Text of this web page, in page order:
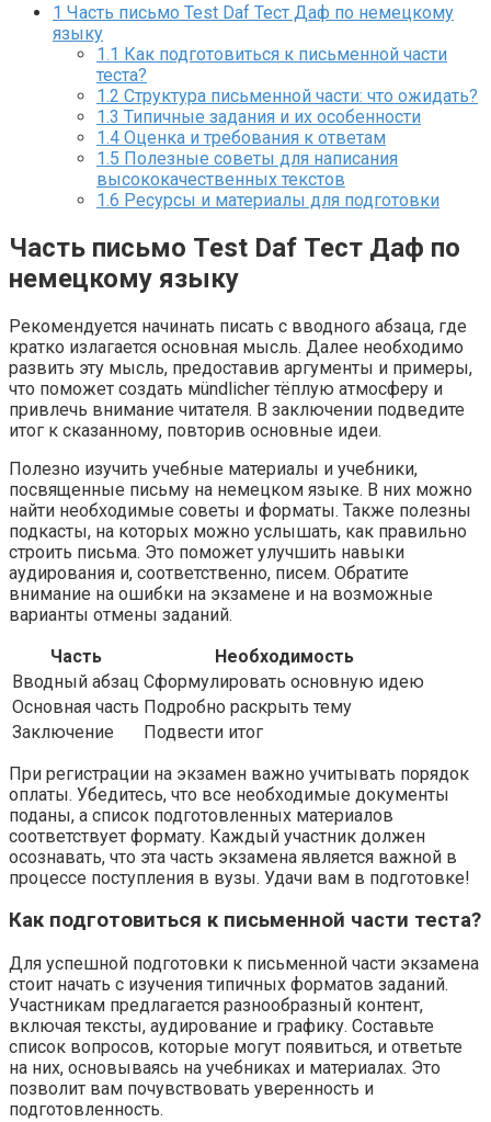
1 Часть письмо Test Daf Тест Даф по немецкому
языку
1.1 Как подготовиться к письменной части
теста?
1.2 Структура письменной части: что ожидать?
1.3 Типичные задания и их особенности
1.4 Оценка и требования к ответам
1.5 Полезные советы для написания
высококачественных текстов
1.6 Ресурсы и материалы для подготовки
Часть письмо Test Daf Тест Даф по
немецкому языку
Рекомендуется начинать писать с вводного абзаца, где
кратко излагается основная мысль. Далее необходимо
развить эту мысль, предоставив аргументы и примеры,
что поможет создать мündlicher тёплую атмосферу и
привлечь внимание читателя. В заключении подведите
итог к сказанному, повторив основные идеи.
Полезно изучить учебные материалы и учебники,
посвященные письму на немецком языке. В них можно
найти необходимые советы и форматы. Также полезны
подкасты, на которых можно услышать, как правильно
строить письма. Это поможет улучшить навыки
аудирования и, соответственно, писем. Обратите
внимание на ошибки на экзамене и на возможные
варианты отмены заданий.
Часть
Необходимость
Вводный абзац Сформулировать основную идею
Основная часть Подробно раскрыть тему
Заключение
Подвести итог
При регистрации на экзамен важно учитывать порядок
оплаты. Убедитесь, что все необходимые документы
поданы, а список подготовленных материалов
соответствует формату. Каждый участник должен
осознавать, что эта часть экзамена является важной в
процессе поступления в вузы. Удачи вам в подготовке!
Как подготовиться к письменной части теста?
Для успешной подготовки к письменной части экзамена
стоит начать с изучения типичных форматов заданий.
Участникам предлагается разнообразный контент,
включая тексты, аудирование и графику. Составьте
список вопросов, которые могут появиться, и ответьте
на них, основываясь на учебниках и материалах. Это
позволит вам почувствовать уверенность и
подготовленность.